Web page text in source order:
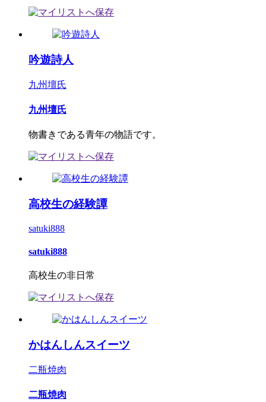
吟遊詩人
九州壇氏
九州壇氏
物書きである青年の物語です。
高校生の経験譚
satuki888
satuki888
高校生の非日常
かはんしんスイーツ
二瓶焼肉
二瓶焼肉